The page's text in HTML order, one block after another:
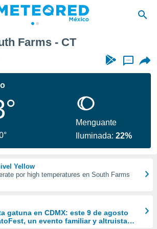
Farms - CT
...
Menguante
Iluminada:22%
Yellow
por high temperatures en South Farms
gatuna en CDMX: este 9 de agosto
un evento familiar y altruista